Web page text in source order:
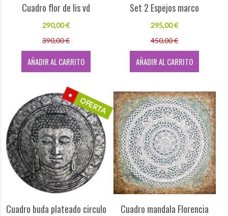
Cuadro flor de lis vd
290,00 €
390,00 €
AÑADIR AL CARRITO
Set 2 Espejos marco
295,00 €
450,00 €
AÑADIR AL CARRITO
OFERTA
Cuadro buda plateado circulo Cuadro mandala Florencia